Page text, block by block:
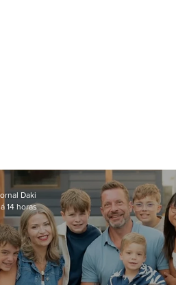
Daki
14 horas